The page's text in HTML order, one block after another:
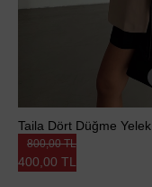
Taila Dört Düğme
400,00 TL
800,00 TL